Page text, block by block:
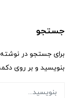
جستجو
برای جستجو در
بنویسید و بر روی